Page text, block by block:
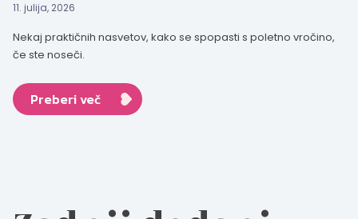
11. julija, 2026
Nekaj praktičnih nasvetov, kako se spopasti s poletno vročino,
če ste noseči.
Preberi več